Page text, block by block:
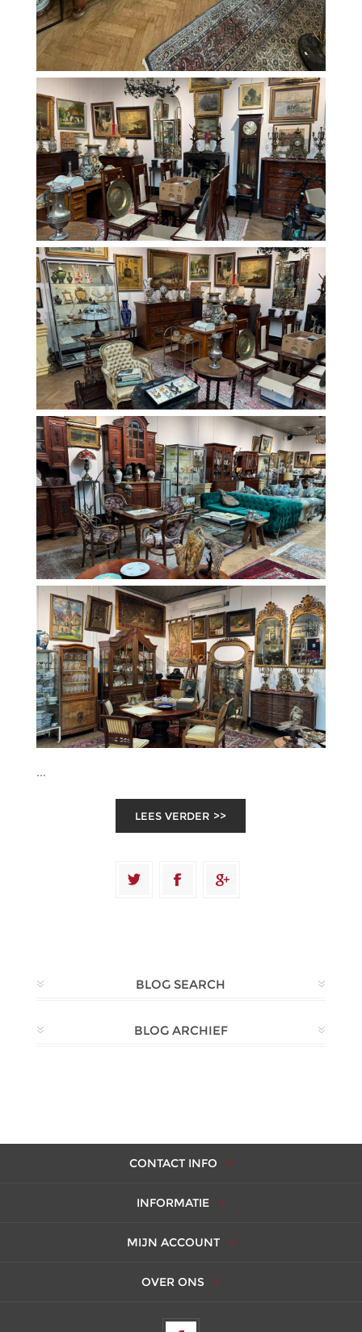
...
LEES VERDER
BLOG SEARCH
BLOG ARCHIEF
CONTACT INFO
INFORMATIE
MIJN ACCOUNT
OVER ONS